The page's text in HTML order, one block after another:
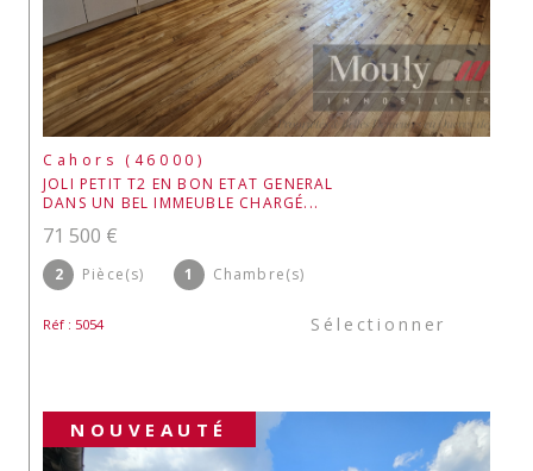
Cahors (46000)
JOLI PETIT T2 EN BON ETAT GENERAL
DANS UN BEL IMMEUBLE CHARGÉ...
71 500 €
2 Pièce(s) 1 Chambre(s)
Réf : 5054 Sélectionner
NOUVEAUTÉ